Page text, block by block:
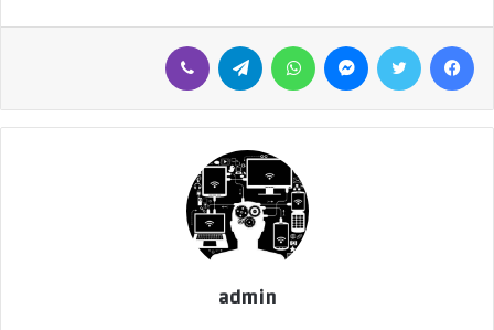
فيسبوك تويتر ماسنجر واتساب تيلقرام
admin